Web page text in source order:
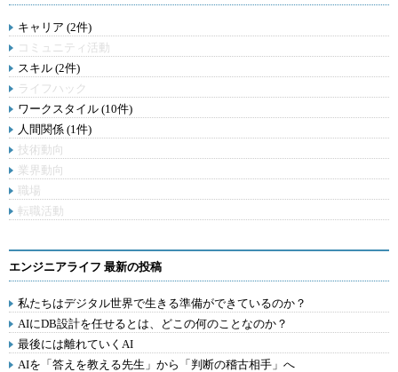
キャリア (2件)
コミュニティ活動
スキル (2件)
ライフハック
ワークスタイル (10件)
人間関係 (1件)
技術動向
業界動向
職場
転職活動
エンジニアライフ 最新の投稿
私たちはデジタル世界で生きる準備ができているのか？
AIにDB設計を任せるとは、どこの何のことなのか？
最後には離れていくAI
AIを「答えを教える先生」から「判断の稽古相手」へ